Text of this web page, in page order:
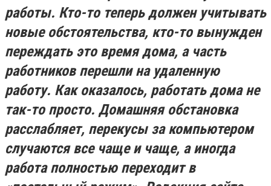
работы. Кто-то теперь должен учитывать
новые обстоятельства, кто-то вынужден
переждать это время дома, а часть
работников перешли на удаленную
работу. Как оказалось, работать дома не
так-то просто. Домашняя обстановка
расслабляет, перекусы за компьютером
случаются все чаще и чаще, а иногда
работа полностью переходит в